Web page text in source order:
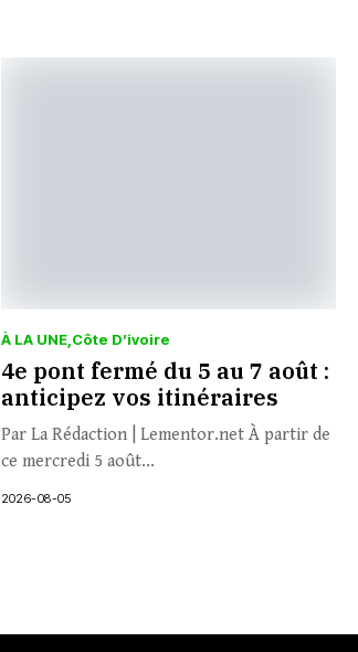
À LA UNE Côte D’ivoire
4e pont fermé du 5 au 7 août :
anticipez vos itinéraires
Par La Rédaction | Lementor.net À partir de
ce mercredi 5 août...
2026-08-05